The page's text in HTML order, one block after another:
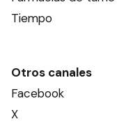
Tiempo
Otros canales
Facebook
X